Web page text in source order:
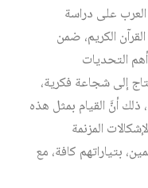
العرب على دراسة
الكريم، ضمن
التحديات
إلى شجاعة فكرية،
ذلك أنَّ القيام بمثل هذه
المزنمة
بتياراتهم كافة، مع